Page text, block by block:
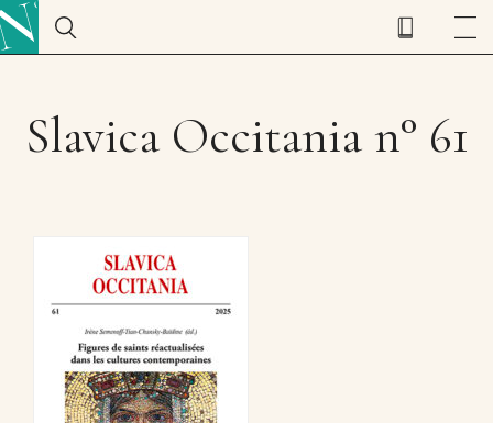
Slavica Occitania n° 61